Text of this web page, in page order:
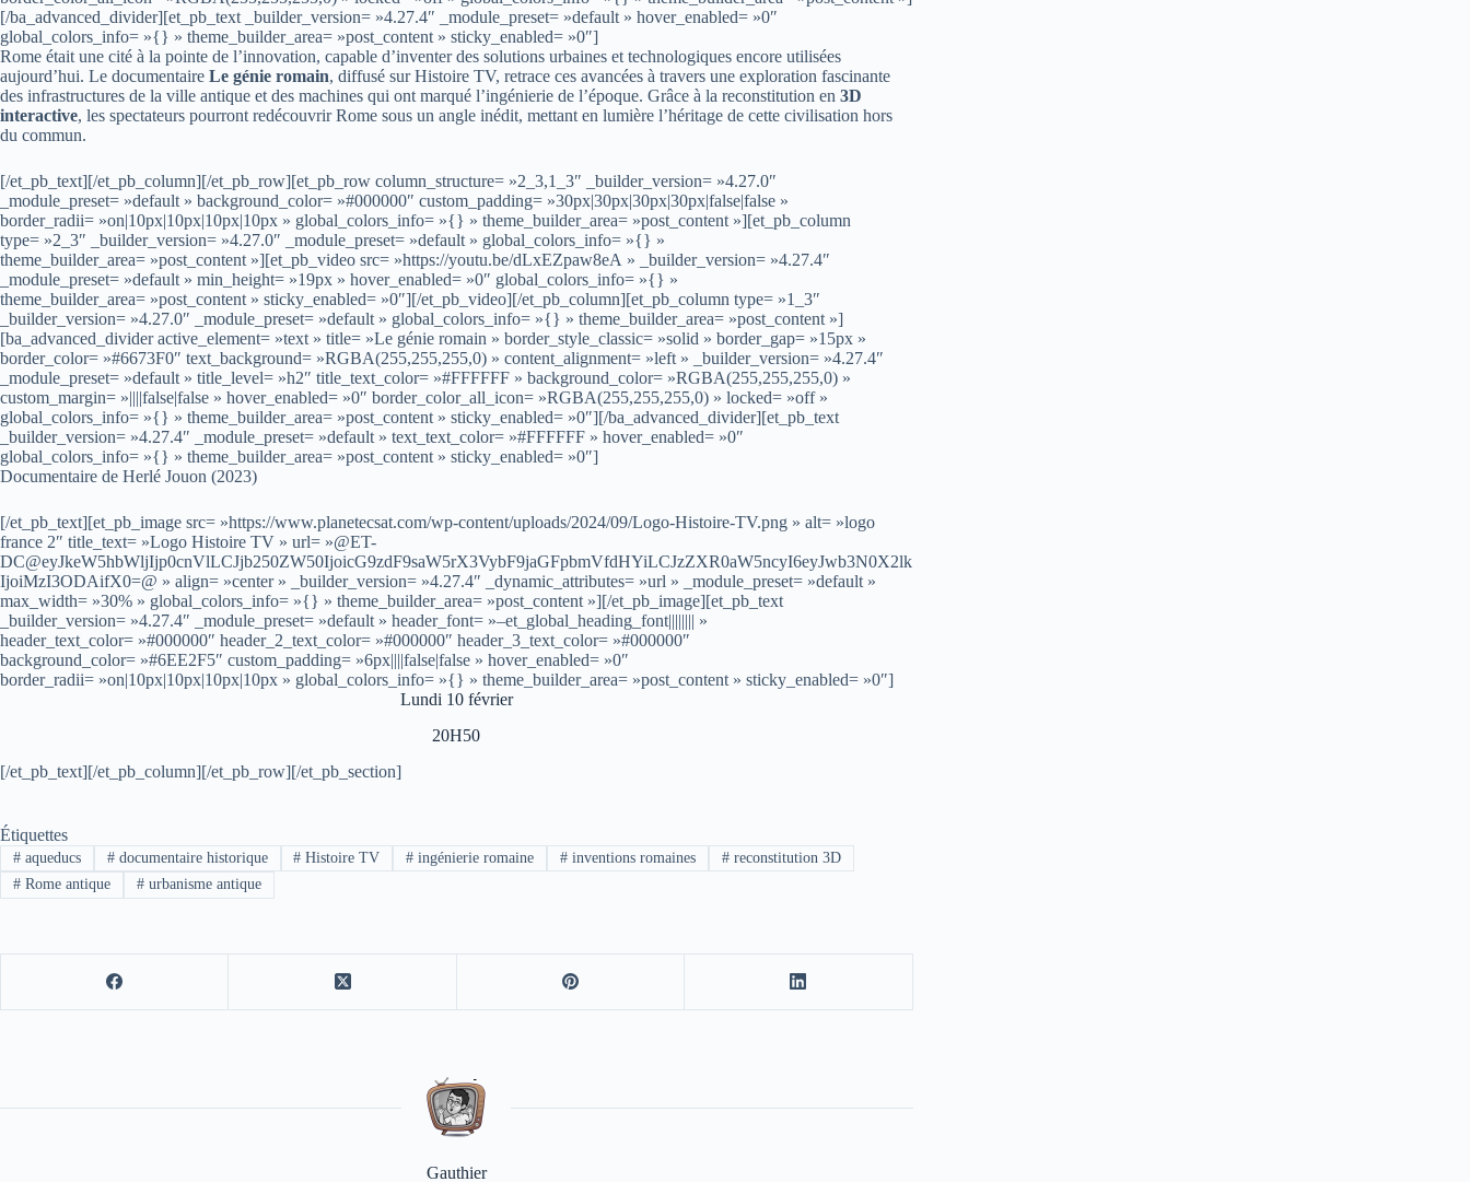
[/ba_advanced_divider][et_pb_text _builder_version= »4.27.4″ _module_preset= »default » hover_enabled= »0″
global_colors_info= »{} » theme_builder_area= »post_content » sticky_enabled= »0″]
Rome était une cité à la pointe de l’innovation, capable d’inventer des solutions urbaines et technologiques encore utilisées
aujourd’hui. Le documentaire Le génie romain, diffusé sur Histoire TV, retrace ces avancées à travers une exploration fascinante
des infrastructures de la ville antique et des machines qui ont marqué l’ingénierie de l’époque. Grâce à la reconstitution en 3D
interactive, les spectateurs pourront redécouvrir Rome sous un angle inédit, mettant en lumière l’héritage de cette civilisation hors
du commun.
[/et_pb_text][/et_pb_column][/et_pb_row][et_pb_row column_structure= »2_3,1_3″ _builder_version= »4.27.0″
_module_preset= »default » background_color= »#000000″ custom_padding= »30px|30px|30px|30px|false|false »
border_radii= »on|10px|10px|10px|10px » global_colors_info= »{} » theme_builder_area= »post_content »][et_pb_column
type= »2_3″ _builder_version= »4.27.0″ _module_preset= »default » global_colors_info= »{} »
theme_builder_area= »post_content »][et_pb_video src= »https://youtu.be/dLxEZpaw8eA » _builder_version= »4.27.4″
_module_preset= »default » min_height= »19px » hover_enabled= »0″ global_colors_info= »{} »
theme_builder_area= »post_content » sticky_enabled= »0″][/et_pb_video][/et_pb_column][et_pb_column type= »1_3″
_builder_version= »4.27.0″ _module_preset= »default » global_colors_info= »{} » theme_builder_area= »post_content »]
[ba_advanced_divider active_element= »text » title= »Le génie romain » border_style_classic= »solid » border_gap= »15px »
border_color= »#6673F0″ text_background= »RGBA(255,255,255,0) » content_alignment= »left » _builder_version= »4.27.4″
_module_preset= »default » title_level= »h2″ title_text_color= »#FFFFFF » background_color= »RGBA(255,255,255,0) »
custom_margin= »||||false|false » hover_enabled= »0″ border_color_all_icon= »RGBA(255,255,255,0) » locked= »off »
global_colors_info= »{} » theme_builder_area= »post_content » sticky_enabled= »0″][/ba_advanced_divider][et_pb_text
_builder_version= »4.27.4″ _module_preset= »default » text_text_color= »#FFFFFF » hover_enabled= »0″
global_colors_info= »{} » theme_builder_area= »post_content » sticky_enabled= »0″]
Documentaire de Herlé Jouon (2023)
[/et_pb_text][et_pb_image src= »https://www.planetecsat.com/wp-content/uploads/2024/09/Logo-Histoire-TV.png » alt= »logo
france 2″ title_text= »Logo Histoire TV » url= »@ET-
DC@eyJkeW5hbWljIjp0cnVlLCJjb250ZW50IjoicG9zdF9saW5rX3VybF9jaGFpbmVfdHYiLCJzZXR0aW5ncyI6eyJwb3N0X2lk
IjoiMzI3ODAifX0=@ » align= »center » _builder_version= »4.27.4″ _dynamic_attributes= »url » _module_preset= »default »
max_width= »30% » global_colors_info= »{} » theme_builder_area= »post_content »][/et_pb_image][et_pb_text
_builder_version= »4.27.4″ _module_preset= »default » header_font= »–et_global_heading_font|||||||| »
header_text_color= »#000000″ header_2_text_color= »#000000″ header_3_text_color= »#000000″
background_color= »#6EE2F5″ custom_padding= »6px||||false|false » hover_enabled= »0″
border_radii= »on|10px|10px|10px|10px » global_colors_info= »{} » theme_builder_area= »post_content » sticky_enabled= »0″]
Lundi 10 février
20H50
[/et_pb_text][/et_pb_column][/et_pb_row][/et_pb_section]
Étiquettes
#aqueducs #documentaire historique # Histoire TV # ingénierie romaine # inventions romaines #reconstitution 3D
#Rome antique #urbanisme antique
Gauthier